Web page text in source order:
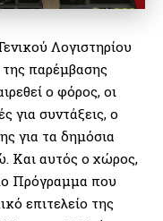
Λογιστηρίου
παρέμβασης
ο φόρος, οι
για συντάξεις, ο
για τα δημόσια
Και αυτός ο χώρος,
Πρόγραμμα που
επιτελείο της